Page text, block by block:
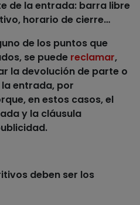
de la entrada: barra libre
horario de cierre…
de los puntos que
se puede reclamar,
la devolución de parte o
la entrada, por
en estos casos,el
y la cláusula
.
deben ser los